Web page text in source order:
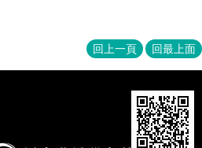
回上一頁 回最上面